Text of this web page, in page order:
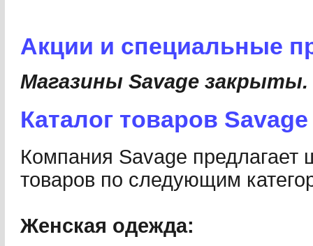
Акции и специальные
Магазины Savage закрыты.
Каталог товаров Savage
Компания Savage предлагает
товаров по следующим
Женская одежда: